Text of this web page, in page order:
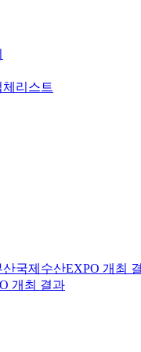
리스트
산국제수산EXPO 개최
개최 결과